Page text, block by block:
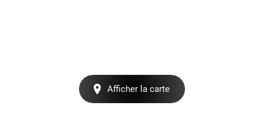
Afficher la carte